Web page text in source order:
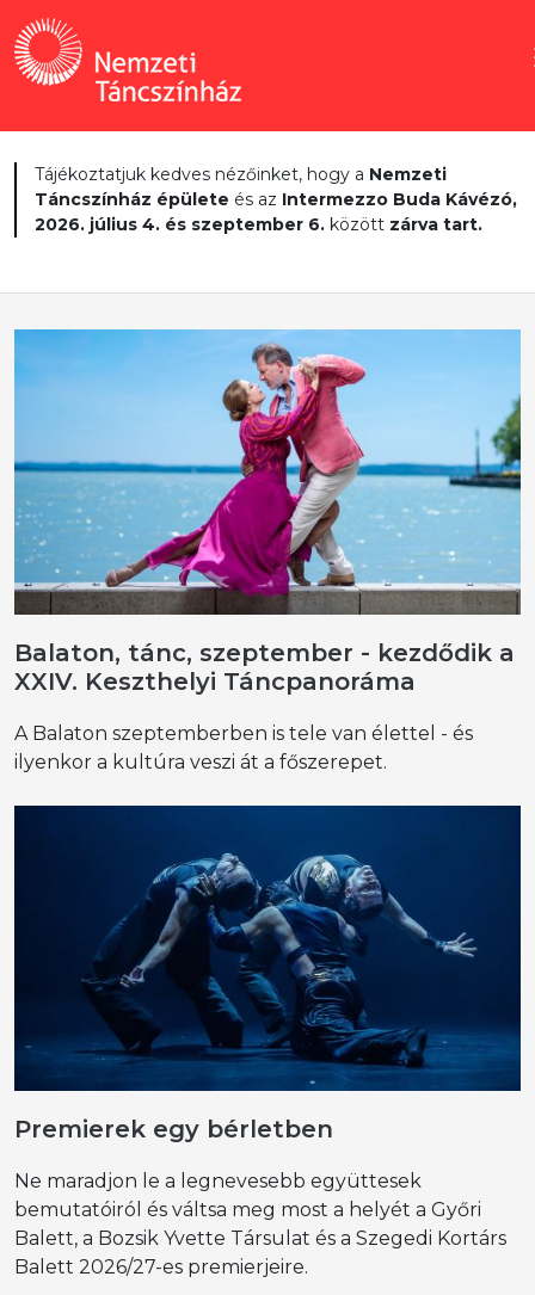
Tájékoztatjuk kedves nézőinket, hogy a Nemzeti
Táncszínház épülete és az Intermezzo Buda Kávézó,
2026. július 4. és szeptember 6. között zárva tart.
Balaton, tánc, szeptember - kezdődik a
XXIV. Keszthelyi Táncpanoráma
A Balaton szeptemberben is tele van élettel - és
ilyenkor a kultúra veszi át a főszerepet.
Premierek egy bérletben
Ne maradjon le a legnevesebb együttesek
bemutatóiról és váltsa meg most a helyét a Győri
Balett, a Bozsik Yvette Társulat és a Szegedi Kortárs
Balett 2026/27-es premierjeire.